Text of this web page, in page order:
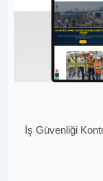
İş Güvenliği